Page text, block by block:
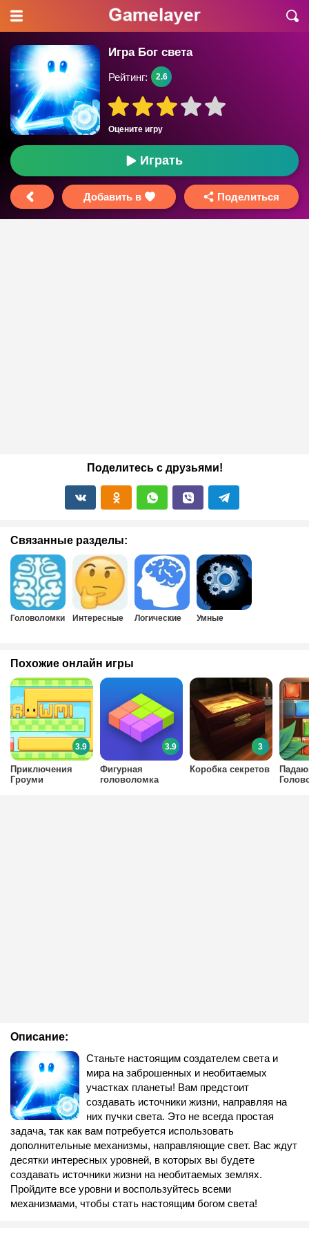
Игра Бог света
Оцените игру
Рейтинг: 2.6
Играть
Добавить в Поделиться
Поделитесь с друзьями!
Связанные разделы:
Головоломки Интересные Логические Умные
Описание:
Станьте настоящим создателем света и
мира на заброшенных и необитаемых
участках планеты! Вам предстоит
создавать источники жизни, направляя на
них пучки света. Это не всегда простая
задача, так как вам потребуется использовать
дополнительные механизмы, направляющие свет. Вас ждут
десятки интересных уровней, в которых вы будете
создавать источники жизни на необитаемых землях.
Пройдите все уровни и воспользуйтесь всеми
механизмами, чтобы стать настоящим богом света!
Похожие онлайн игры
Приключения
Гроуми
3.9
Фигурная
головоломка
3.9
Коробка секретов
3